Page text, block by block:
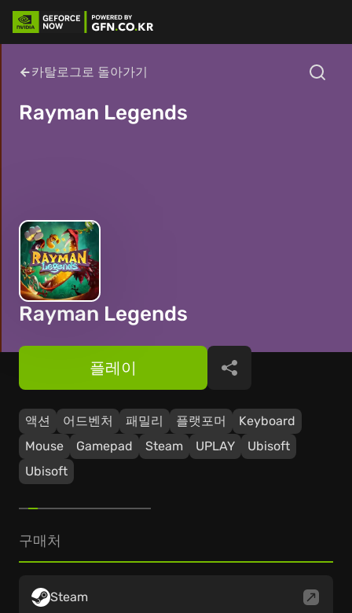
카탈로그로 돌아가기
Rayman Legends
Rayman Legends
액션 어드벤처 패밀리 플랫포머
Keyboard
Mouse
Gamepad Steam UPLAY
Ubisoft
Ubisoft
플레이 공유
구매처
Steam